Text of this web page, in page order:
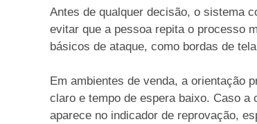
Antes de qualquer decisão, o sistema
evitar que a pessoa repita o processo
básicos de ataque, como bordas de
Em ambientes de venda, a orientação
claro e tempo de espera baixo. Caso
aparece no indicador de reprovação,